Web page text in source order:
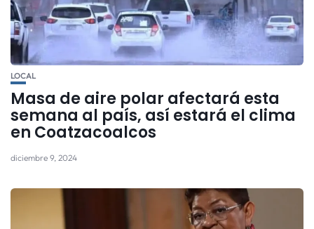
LOCAL
Masa de aire polar afectará esta
semana al país, así estará el clima
en Coatzacoalcos
diciembre 9, 2024